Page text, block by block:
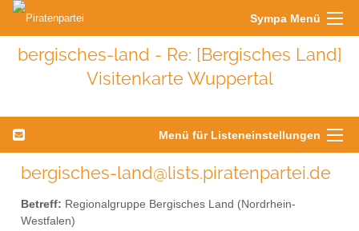
Sympa Menü
bergisches-land - Re: [Bergisches Land]
Visitenkarte Wuppertal
Menü für Listeneinstellungen
bergisches-land@lists.piratenpartei.de
Betreff: Regionalgruppe Bergisches Land (Nordrhein-
Westfalen)